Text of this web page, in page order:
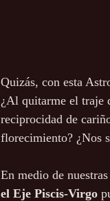
Quizás, con esta
¿Al quitarme el traje
reciprocidad de
florecimiento? ¿Nos
En medio de
el Eje Piscis-Virgo